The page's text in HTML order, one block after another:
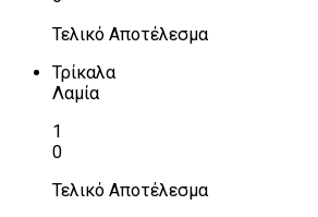
Τελικό Αποτέλεσμα
Τρίκαλα
Λαμία
1
0
Τελικό Αποτέλεσμα